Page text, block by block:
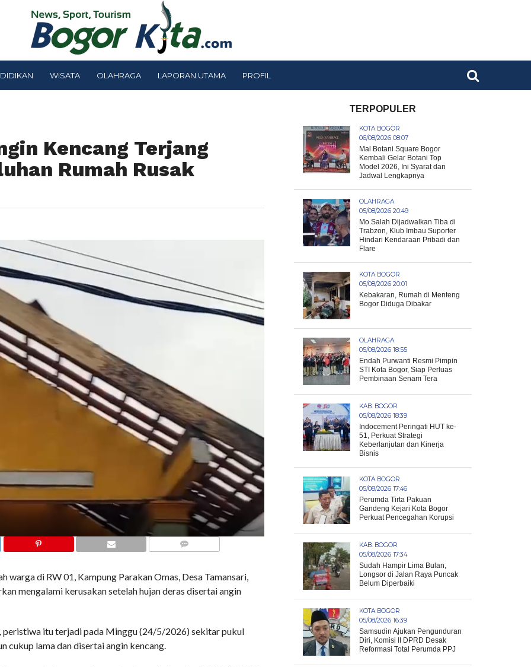
WISATA OLAHRAGA LAPORAN UTAMA PROFIL
Kencang Terjang
Rumah Rusak
di RW 01, Kampung Parakan Omas, Desa Tamansari,
mengalami kerusakan setelah hujan deras disertai angin
peristiwa itu terjadi pada Minggu (24/5/2026) sekitar pukul
cukup lama dan disertai angin kencang.
TERPOPULER
KOTA BOGOR
06/08/2026 08:07
Mal Botani Square Bogor
Kembali Gelar Botani Top
Model 2026, Ini Syarat dan
Jadwal Lengkapnya
OLAHRAGA
05/08/2026 20:49
Mo Salah Dijadwalkan Tiba di
Trabzon, Klub Imbau Suporter
Hindari Kendaraan Pribadi dan
Flare
KOTA BOGOR
05/08/2026 20:01
Kebakaran, Rumah di Menteng
Bogor Diduga Dibakar
OLAHRAGA
05/08/2026 18:55
Endah Purwanti Resmi Pimpin
STI Kota Bogor, Siap Perluas
Pembinaan Senam Tera
KAB. BOGOR
05/08/2026 18:39
Indocement Peringati HUT ke-
51, Perkuat Strategi
Keberlanjutan dan Kinerja
Bisnis
KOTA BOGOR
05/08/2026 17:46
Perumda Tirta Pakuan
Gandeng Kejari Kota Bogor
Perkuat Pencegahan Korupsi
KAB. BOGOR
05/08/2026 17:34
Sudah Hampir Lima Bulan,
Longsor di Jalan Raya Puncak
Belum Diperbaiki
KOTA BOGOR
05/08/2026 16:39
Samsudin Ajukan Pengunduran
Diri, Komisi II DPRD Desak
Reformasi Total Perumda PPJ